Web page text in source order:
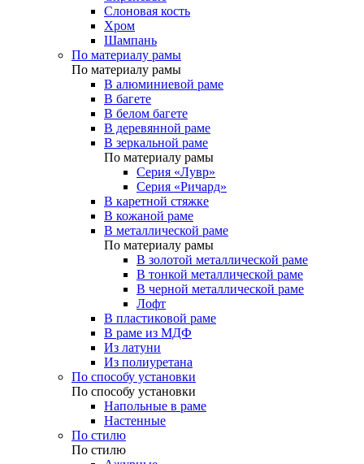
Слоновая кость
Хром
Шампань
По материалу рамы
По материалу рамы
В алюминиевой раме
В багете
В белом багете
В деревянной раме
В зеркальной раме
По материалу рамы
Серия «Лувр»
Серия «Ричард»
В каретной стяжке
В кожаной раме
В металлической раме
По материалу рамы
В золотой металлической раме
В тонкой металлической раме
В черной металлической раме
Лофт
В пластиковой раме
В раме из МДФ
Из латуни
Из полиуретана
По способу установки
По способу установки
Напольные в раме
Настенные
По стилю
По стилю